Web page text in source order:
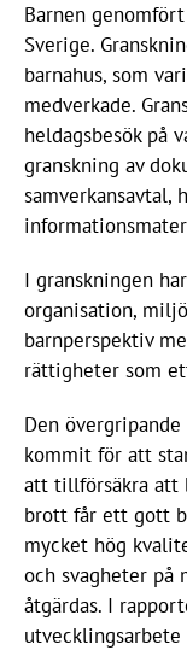
Barnen
Sverige.
barnahus, som
medverkade.
heldagsbesök på
granskning av
samverkansavtal,
I granskningen
organisation,
barnperspektiv
rättigheter som
Den
kommit för att
att tillförsäkra att
brott får ett gott
mycket hög
och svagheter på
åtgärdas. I